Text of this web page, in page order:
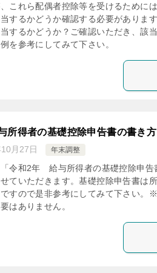
これら配偶者控除等を受けるために
するかどうか確認する必要がありま
するかどうか？ご確認いただき、該
を参考にしてみて下さい。
所得者の基礎控除申告書の書き方
月27日 年末調整
令和2年 給与所得者の基礎控除申告
ていただきます。基礎控除申告書は
すので是非参考にしてみて下さい。
はありません。